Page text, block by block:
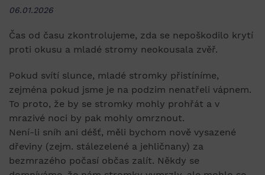
06.01.2026
Čas od času zkontrolujeme, zda se nepoškodilo krytí
proti okusu a mladé stromy neokousala zvěř.
Pokud svítí slunce, mladé stromky přistíníme,
zejména pokud jsme je na podzim nenatřeli vápnem.
To proto, že by se stromky mohly prohřát a v
mrazivé noci by pak mohly omrznout.
Není-li sníh ani déšť, měli bychom nově vysazené
dřeviny (zejm. stálezelené a jehličnany) za
bezmrazého počasí občas zalít. Někdy se